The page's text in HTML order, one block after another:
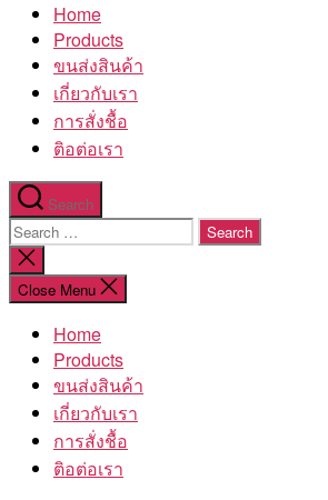
โรงงานHome
Products
ขนส่งสินค้า
เกี่ยวกับเรา
การสั่งชื้อ
ติอต่อเรา
Search
Search
for:
Close
search
Close Menu
Home
Products
ขนส่งสินค้า
เกี่ยวกับเรา
การสั่งชื้อ
ติอต่อเรา